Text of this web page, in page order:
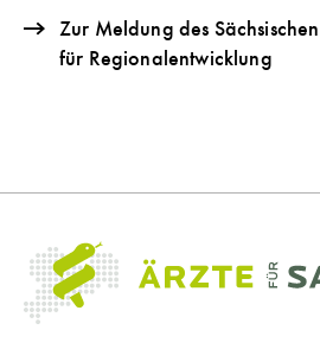
Zur Meldung des
für Regionalentwicklung